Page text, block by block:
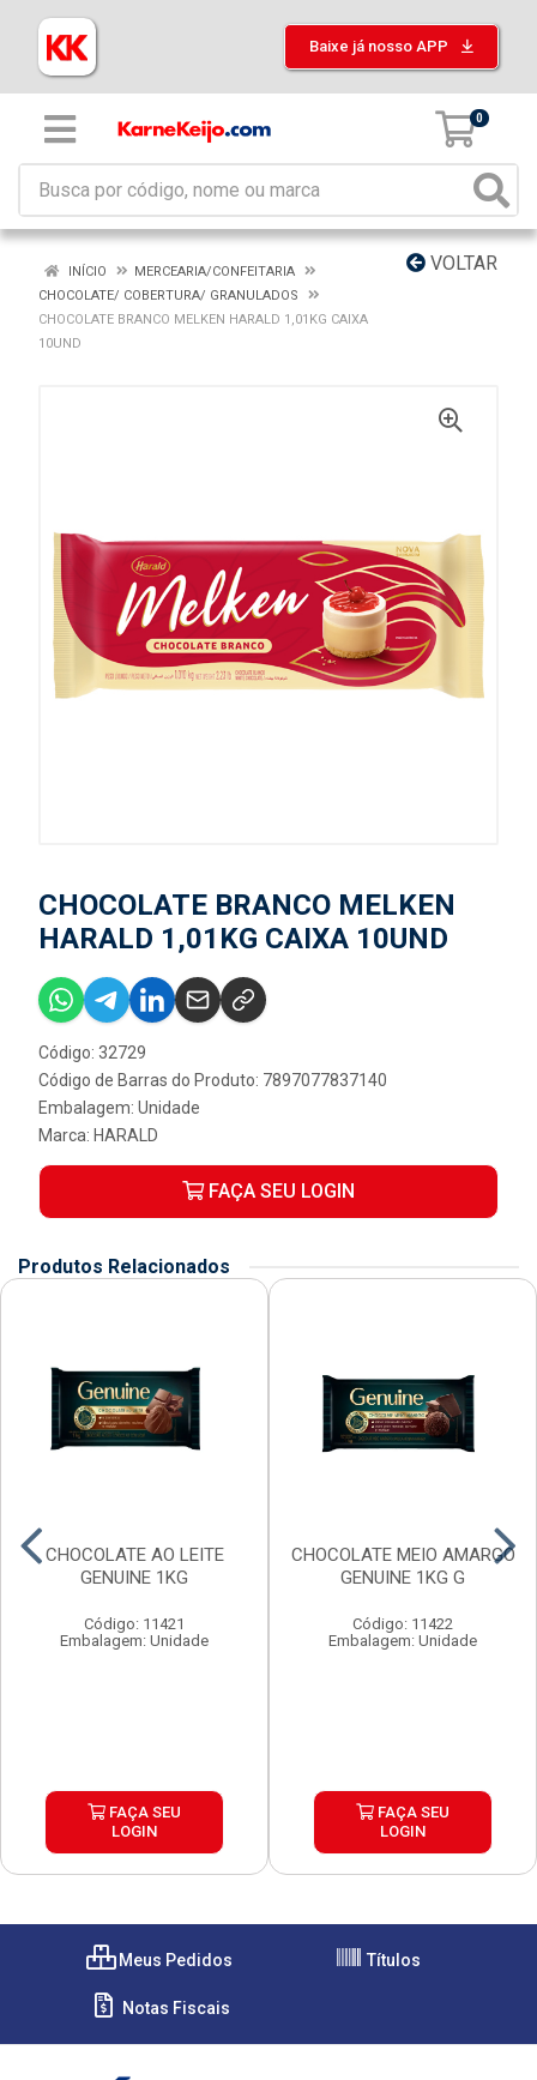
Baixe já nosso APP
0
VOLTAR
INÍCIO
MERCEARIA/CONFEITARIA
CHOCOLATE/ COBERTURA/ GRANULADOS
CHOCOLATE BRANCO MELKEN HARALD 1,01KG CAIXA
10UND
CHOCOLATE BRANCO MELKEN
HARALD 1,01KG CAIXA 10UND
Código: 32729
Código de Barras do Produto: 7897077837140
Embalagem: Unidade
Marca: HARALD
FAÇA SEU LOGIN
Produtos Relacionados
CHOCOLATE AO LEITE
GENUINE 1KG
Código: 11421
Embalagem: Unidade
FAÇA SEU
LOGIN
CHOCOLATE MEIO AMARGO
GENUINE 1KG G
Código: 11422
Embalagem: Unidade
FAÇA SEU
LOGIN
Meus Pedidos Títulos
Notas Fiscais